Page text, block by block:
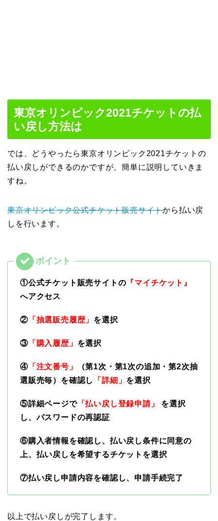
東京オリンピック2021チケットの払
い戻し方法は
では、どうやったら東京オリンピック2021チケットの
払い戻しができるのかですが、簡単に説明していきま
すね。
東京オリンピック公式チケット販売サイトから払い戻
しを行います。
①公式チケット販売サイトの 『マイチケット』
へアクセス
②「抽選販売履歴」 を選択
③「購入履歴」 を選択
④「注文番号」
（第1次・第1次の追加・第2次抽
選販売毎）を確認し
「詳細」 を選択
⑤詳細ページで「払い戻し登録申請」
を選択
し、パスワードの再認証
⑥購入者情報を確認し、払い戻し条件に同意の
上、払い戻しを希望するチケットを選択
⑦払い戻し申請内容を確認し、申請手続完了
以上で払い戻しが完了します。